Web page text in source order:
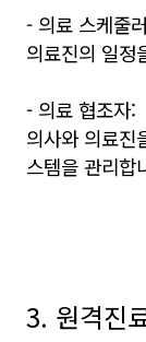
- 의료 스케줄
의료진의 일정
- 의료 협조자:
의사와 의료진
스템을 관리합
3. 원격진